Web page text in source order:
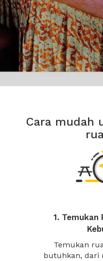
Cara mudah
1. Temukan
Temukan
butuhkan, dari